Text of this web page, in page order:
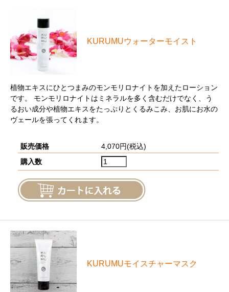
KURUMUウォーターモイスト
植物エキスにひとつまみのモンモリロナイトを加えたローション
です。 モンモリロナイトはミネラルを多く含むだけでなく、う
るおい成分や植物エキスをたっぷりとくるみこみ、お肌にお水の
ヴェールを張ってくれます。
販売価格
4,070円(税込)
購入数
KURUMUモイスチャーマスク